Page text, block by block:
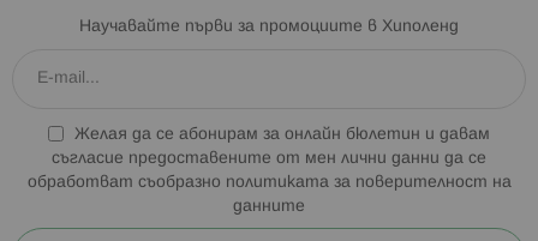
Научавайте първи за промоциите в Хиполенд
Желая да се абонирам за онлайн бюлетин и давам
съгласие предоставените от мен лични данни да се
обработват съобразно политиката за поверителност на
данните